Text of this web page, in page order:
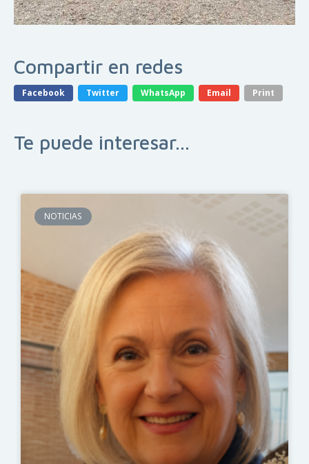
Compartir en redes
Facebook Twitter WhatsApp Email Print
Te puede interesar...
NOTICIAS